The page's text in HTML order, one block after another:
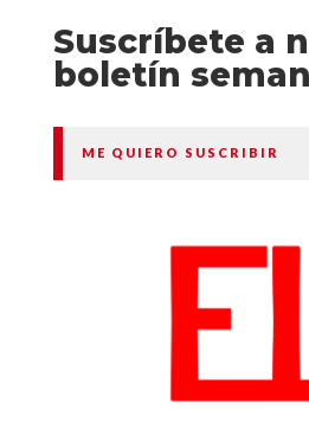
Suscríbete a
boletín
ME QUIERO SUSCRIBIR